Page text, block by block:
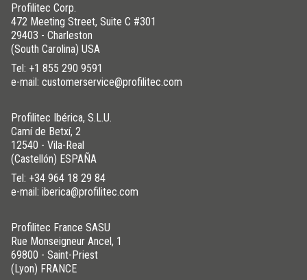
Profilitec Corp.
472 Meeting Street, Suite C #301
29403 - Charleston
(South Carolina) USA
Tel: +1 855 290 9591
e-mail: customerservice@profilitec.com
Profilitec Ibérica, S.L.U.
Camí de Betxí, 2
12540 - Vila-Real
(Castellón) ESPAÑA
Tel: +34 964 18 29 84
e-mail: iberica@profilitec.com
Profilitec France SASU
Rue Monseigneur Ancel, 1
69800 - Saint-Priest
(Lyon) FRANCE